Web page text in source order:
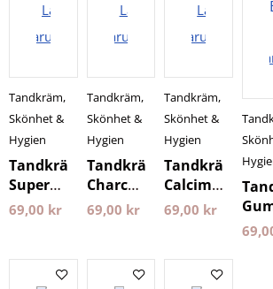
Lägg i
varukorgen
Tandkräm,
Skönhet &
Hygien
Tandkräm
Superwhite
100
69,00 kr
Lägg i
varukorgen
Tandkräm,
Skönhet &
Hygien
Tandkräm
Charcoal
100
69,00 kr
Lägg i
varukorgen
Tandkräm,
Skönhet &
Hygien
Tandkräm
Calcimax
100
69,00 kr